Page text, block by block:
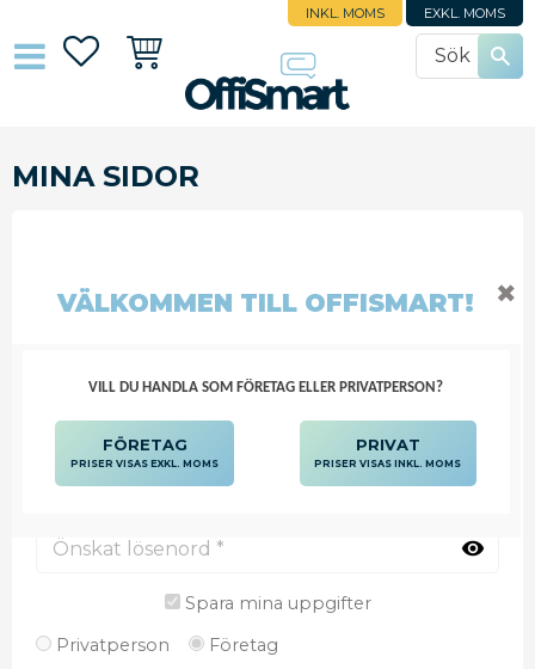
INKL. MOMS EXKL. MOMS
FavoriterKundvagn
MINA SIDOR
FORTSÄTT
visibility
Spara mina uppgifter
Privatperson
Företag
VÄLKOMMEN TILL OFFISMART!
VILL DU HANDLA SOM FÖRETAG ELLER PRIVATPERSON?
FÖRETAG
PRISER VISAS EXKL. MOMS
PRIVAT
PRISER VISAS INKL. MOMS
✖